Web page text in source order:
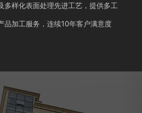
多样化表面处理先进工艺，提供多工
品加工服务，连续10年客户满意度